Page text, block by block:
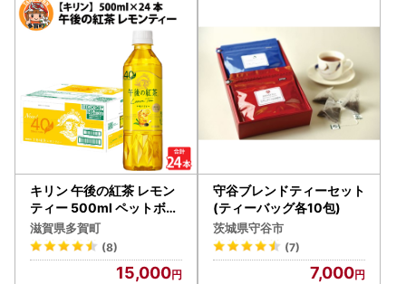
キリン 午後の紅茶 レモン
ティー 500ml ペットボト
ル × 24本
滋賀県多賀町
(8)
15,000
守谷ブレンドティーセット
(ティーバッグ各10包)
茨城県守谷市
(7)
7,000